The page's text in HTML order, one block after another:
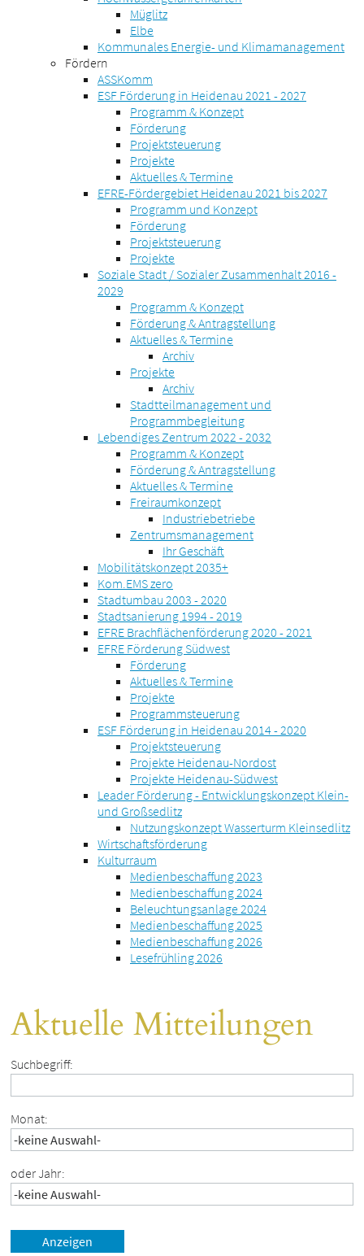
Müglitz
Elbe
Kommunales Energie- und Klimamanagement
Fördern
ASSKomm
ESF Förderung in Heidenau 2021 - 2027
Programm & Konzept
Förderung
Projektsteuerung
Projekte
Aktuelles & Termine
EFRE-Fördergebiet Heidenau 2021 bis 2027
Programm und Konzept
Förderung
Projektsteuerung
Projekte
Soziale Stadt / Sozialer Zusammenhalt 2016 -
2029
Programm & Konzept
Förderung & Antragstellung
Aktuelles & Termine
Archiv
Projekte
Archiv
Stadtteilmanagement und
Programmbegleitung
Lebendiges Zentrum 2022 - 2032
Programm & Konzept
Förderung & Antragstellung
Aktuelles & Termine
Freiraumkonzept
Industriebetriebe
Zentrumsmanagement
Ihr Geschäft
Mobilitätskonzept 2035+
Kom.EMS zero
Stadtumbau 2003 - 2020
Stadtsanierung 1994 - 2019
EFRE Brachflächenförderung 2020 - 2021
EFRE Förderung Südwest
Förderung
Aktuelles & Termine
Projekte
Programmsteuerung
ESF Förderung in Heidenau 2014 - 2020
Projektsteuerung
Projekte Heidenau-Nordost
Projekte Heidenau-Südwest
Leader Förderung - Entwicklungskonzept Klein-
und Großsedlitz
Nutzungskonzept Wasserturm Kleinsedlitz
Wirtschaftsförderung
Kulturraum
Medienbeschaffung 2023
Medienbeschaffung 2024
Beleuchtungsanlage 2024
Medienbeschaffung 2025
Medienbeschaffung 2026
Lesefrühling 2026
Aktuelle Mitteilungen
Suchbegriff:
Monat:
oder Jahr: